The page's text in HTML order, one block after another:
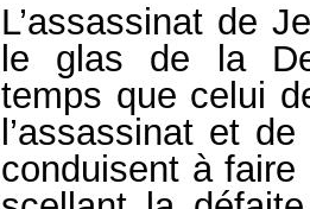
L’assassinat de
le glas de la
temps que celui
l’assassinat et
conduisent à